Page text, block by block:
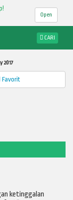
Open
CARI
2017
Favorit
ketinggalan